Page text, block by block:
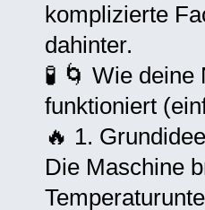
komplizierte
dahinter.
🧪 🌀 Wie
funktioniert
🔥 1.
Die Maschine